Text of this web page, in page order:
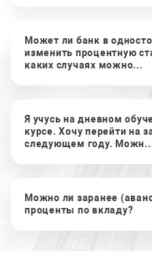
Может ли банк в
изменить процентную
каких случаях можно...
Я учусь на дневном
курсе. Хочу перейти на
следующем году.
Можно ли заранее
проценты по вкладу?